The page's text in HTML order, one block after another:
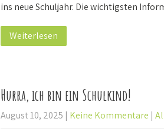
ins neue Schuljahr. Die wichtigsten
Weiterlesen
Hurra, ich bin ein Schulkind!
August 10, 2025 | Keine Kommentare |